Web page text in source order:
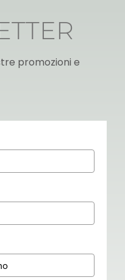
promozioni e